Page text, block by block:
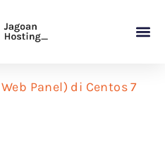
Panel) di Centos 7